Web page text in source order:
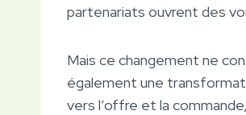
partenariats ouvrent des
Mais ce changement ne
également une
vers l’offre et la